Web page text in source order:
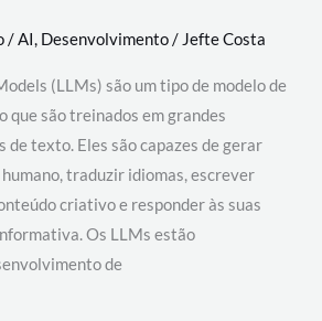
/AI, Desenvolvimento/ Jefte Costa
(LLMs) são um tipo de modelo de
que são treinados em grandes
de texto. Eles são capazes de gerar
traduzir idiomas, escrever
criativo e responder às suas
Os LLMs estão
de